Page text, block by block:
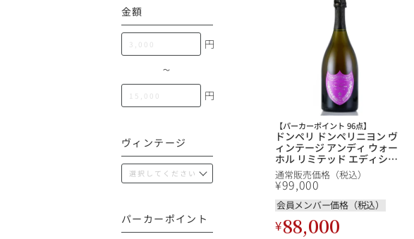
ラフィット
金額
円
〜
円
ヴィンテージ
パーカーポイント
【パーカーポイント 96点】
ドンペリ ドンペリニヨン ヴ
ィンテージ アンディ ウォー
ホル リミテッド エディショ
ン ( ラベル：パープル ) 2002
ドン ペリニヨン ドンペリニ
ョン Dom Perignon Andy
Warhol Limited Edition (
Purple ) フランス シャンパ
ン シャンパーニュ
通常販売価格（税込）
¥99,000
会員メンバー価格（税込）
¥88,000